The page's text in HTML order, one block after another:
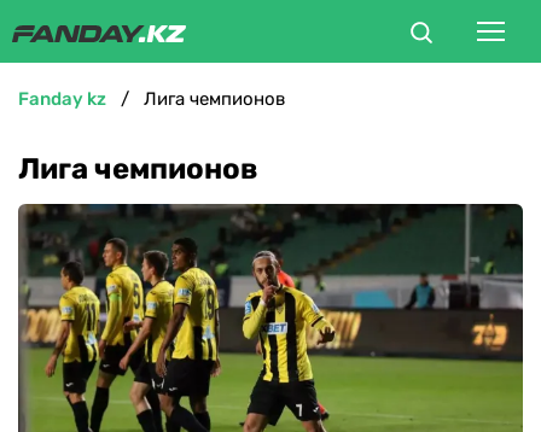
ММА
ТЕННИС
ХОККЕЙ
fanday kz Лига чемпионов
Лига чемпионов